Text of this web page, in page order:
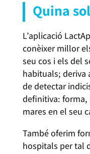
Quina
L’aplicació
conèixer millor
seu cos i els del
habituals; deriva
de detectar
definitiva: forma,
mares en el seu
També oferim
hospitals per tal